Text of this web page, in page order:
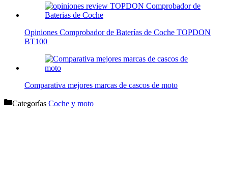
Opiniones Comprobador de Baterías de Coche TOPDON
BT100
Comparativa mejores marcas de cascos de moto
Categorías Coche y moto